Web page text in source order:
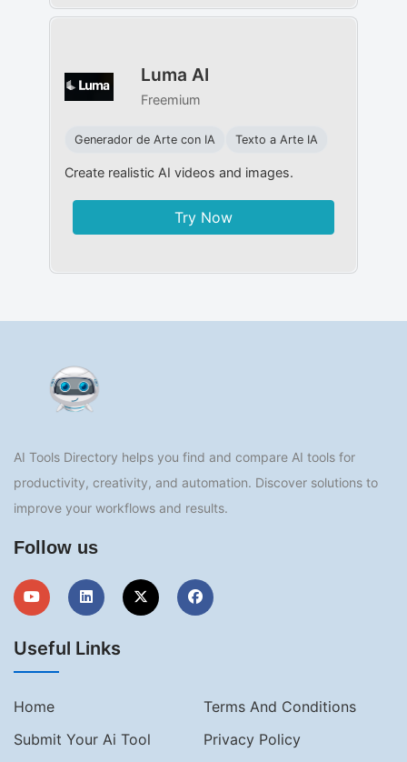
Luma AI
Freemium
Generador de Arte con IA Texto a Arte IA
Create realistic AI videos and images.
Try Now
AI Tools Directory helps you find and compare AI tools for
productivity, creativity, and automation. Discover solutions to
improve your workflows and results.
Follow us
Useful Links
Home
Terms And Conditions
Submit Your Ai Tool
Privacy Policy